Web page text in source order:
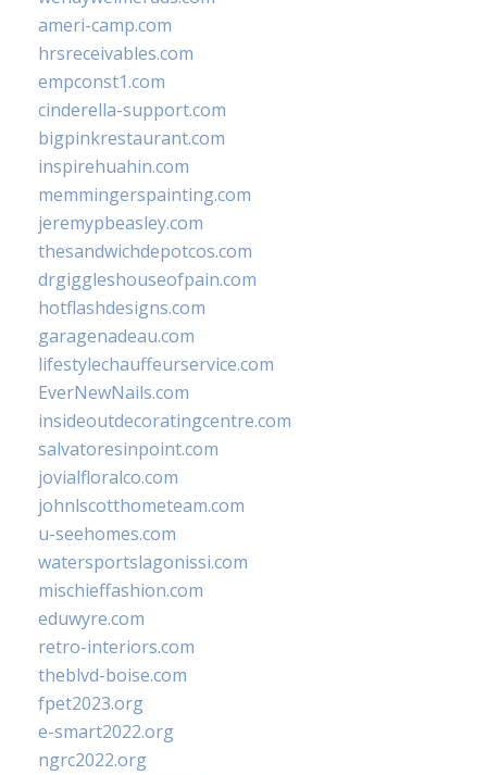
ameri-camp.com
hrsreceivables.com
empconst1.com
cinderella-support.com
bigpinkrestaurant.com
inspirehuahin.com
memmingerspainting.com
jeremypbeasley.com
thesandwichdepotcos.com
drgiggleshouseofpain.com
hotflashdesigns.com
garagenadeau.com
lifestylechauffeurservice.com
EverNewNails.com
insideoutdecoratingcentre.com
salvatoresinpoint.com
jovialfloralco.com
johnlscotthometeam.com
u-seehomes.com
watersportslagonissi.com
mischieffashion.com
eduwyre.com
retro-interiors.com
theblvd-boise.com
fpet2023.org
e-smart2022.org
ngrc2022.org